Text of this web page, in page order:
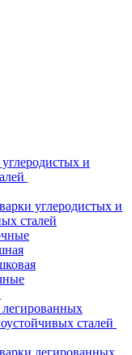
и
углеродистых и
сталей
сталей
легированных